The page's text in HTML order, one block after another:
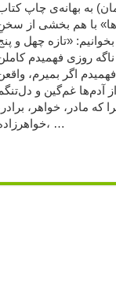
به بهانه‌ی چاپ
با هم بخشی از
«تازه چهل و
روزی فهمیدم
اگر بمیرم،
آدم‌ها غم‌گین و
که مادر، خواهر،
خواهرزاده، …